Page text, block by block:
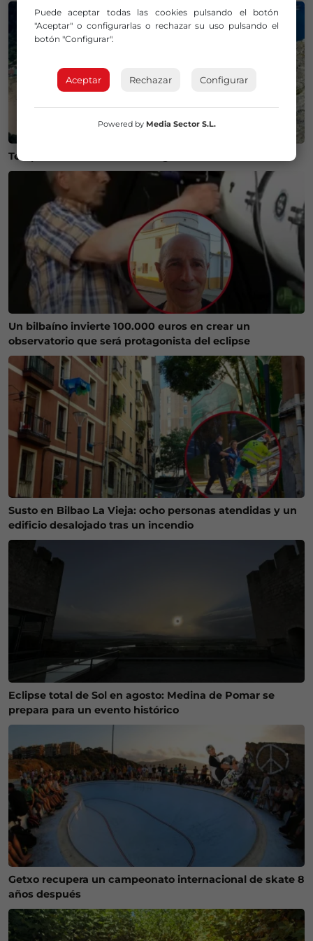
Temperaturas históricas del agua en el Mar Cantábrico
Un bilbaíno invierte 100.000 euros en crear un
observatorio que será protagonista del eclipse
Susto en Bilbao La Vieja: ocho personas atendidas y un
edificio desalojado tras un incendio
Eclipse total de Sol en agosto: Medina de Pomar se
prepara para un evento histórico
Getxo recupera un campeonato internacional de skate 8
años después
Puede aceptar todas las cookies pulsando el botón
"Aceptar" o configurarlas o rechazar su uso pulsando el
botón "Configurar".
Aceptar Rechazar Configurar
Powered by Media Sector S.L.